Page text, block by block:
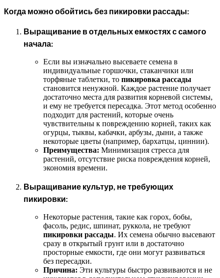
Когда можно обойтись без пикировки рассады:
Выращивание в отдельных емкостях с самого
начала:
Если вы изначально высеваете семена в
индивидуальные горшочки, стаканчики или
торфяные таблетки, то пикировка рассады
становится ненужной. Каждое растение получает
достаточно места для развития корневой системы,
и ему не требуется пересадка. Этот метод особенно
подходит для растений, которые очень
чувствительны к повреждению корней, таких как
огурцы, тыквы, кабачки, арбузы, дыни, а также
некоторые цветы (например, бархатцы, циннии).
Преимущества: Минимизация стресса для
растений, отсутствие риска повреждения корней,
экономия времени.
Выращивание культур, не требующих
пикировки:
Некоторые растения, такие как горох, бобы,
фасоль, редис, шпинат, руккола, не требуют
пикировки рассады. Их семена обычно высевают
сразу в открытый грунт или в достаточно
просторные емкости, где они могут развиваться
без пересадки.
Причина: Эти культуры быстро развиваются и не